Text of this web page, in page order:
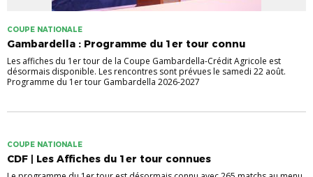
COUPE NATIONALE
Gambardella : Programme du 1er tour connu
Les affiches du 1er tour de la Coupe Gambardella-Crédit Agricole est
désormais disponible. Les rencontres sont prévues le samedi 22 août.
Programme du 1er tour Gambardella 2026-2027
COUPE NATIONALE
CDF | Les Affiches du 1er tour connues